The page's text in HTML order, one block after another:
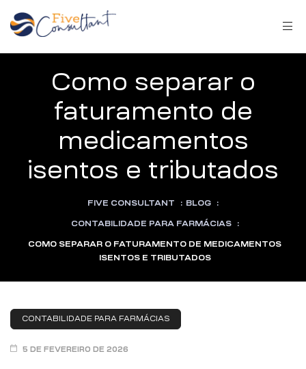
Como separar o
faturamento de
medicamentos
isentos e tributados
FIVE CONSULTANT : BLOG :
CONTABILIDADE PARA FARMÁCIAS :
COMO SEPARAR O FATURAMENTO DE MEDICAMENTOS
ISENTOS E TRIBUTADOS
CONTABILIDADE PARA FARMÁCIAS
5 DE FEVEREIRO DE 2026